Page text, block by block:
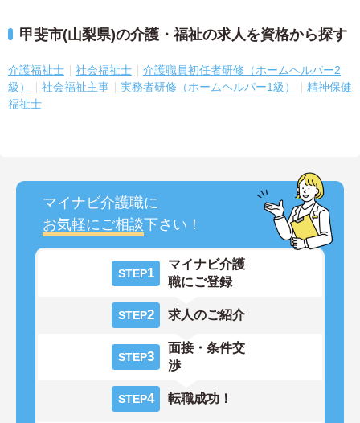
甲斐市(山梨県)の介護・福祉の求人を資格から探す
介護福祉士 社会福祉士
介護職員初任者研修（ホームヘルパー2
級）
社会福祉主事 実務者研修（ホームヘルパー1級）
精神保健
福祉士
マイナビ介護職に
お気軽にご相談下さい！
STEP1
マイナビ介護
職にご登録
STEP2 求人のご紹介
STEP3
面接・条件交
渉
STEP4 転職成功！